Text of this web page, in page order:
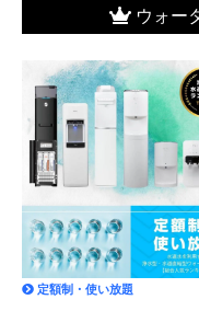
ウォー
定額制・使い放題